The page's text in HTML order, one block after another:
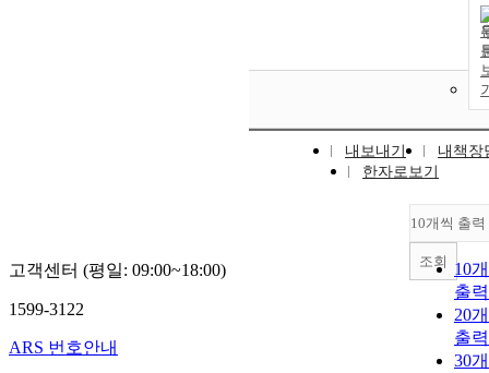
내보내기
내책장
한자로보기
10개씩 출력
10
출력
20
출력
30
조회
고객센터 (평일: 09:00~18:00)
1599-3122
ARS 번호안내